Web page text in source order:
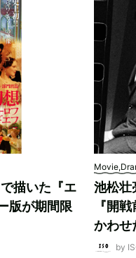
描いた『エ
版が期間限
池松壮
『開
かわせ
by